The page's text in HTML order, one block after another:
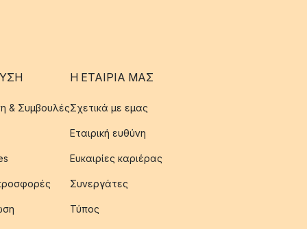
& Συμβουλές
Η ΕΤΑΊΡΙΑ ΜΑΣ
Σχετικά με εμας
Εταιρική ευθύνη
Ευκαιρίες καριέρας
Συνεργάτες
Τύπος